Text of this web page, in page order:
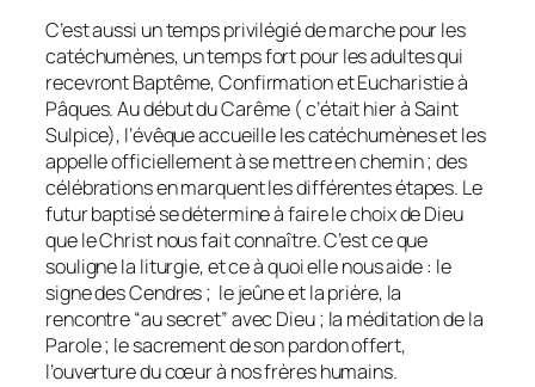
C’est aussi un temps privilégié de marche pour les
catéchumènes, un temps fort pour les adultes qui
recevront Baptême, Confirmation et Eucharistie à
Pâques. Au début du Carême ( c’était hier à Saint
Sulpice), l’évêque accueille les catéchumènes et les
appelle officiellement à se mettre en chemin ; des
célébrations en marquent les différentes étapes. Le
futur baptisé se détermine à faire le choix de Dieu
que le Christ nous fait connaître. C’est ce que
souligne la liturgie, et ce à quoi elle nous aide : le
signe des Cendres ; le jeûne et la prière, la
rencontre “au secret” avec Dieu ; la méditation de la
Parole ; le sacrement de son pardon offert,
l’ouverture du cœur à nos frères humains.